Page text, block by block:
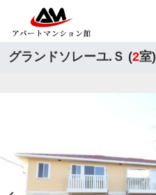
グランドソレーユ.Ｓ (2室)